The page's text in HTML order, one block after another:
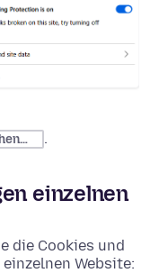
.
einzelnen
die Cookies und
Website: